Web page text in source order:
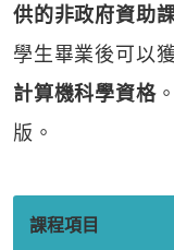
供的非政府資助
學生畢業後可以
計算機科學資格
版。
課程項目